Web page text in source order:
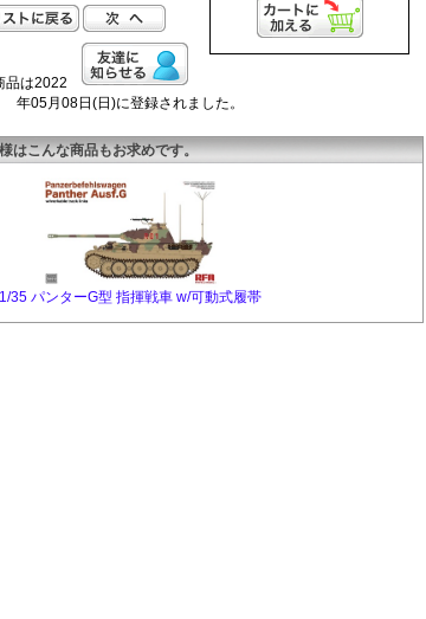
品は2022
年05月08日(日)に登録されました。
はこんな商品もお求めです。
1/35 パンターG型 指揮戦車 w/可動式履帯